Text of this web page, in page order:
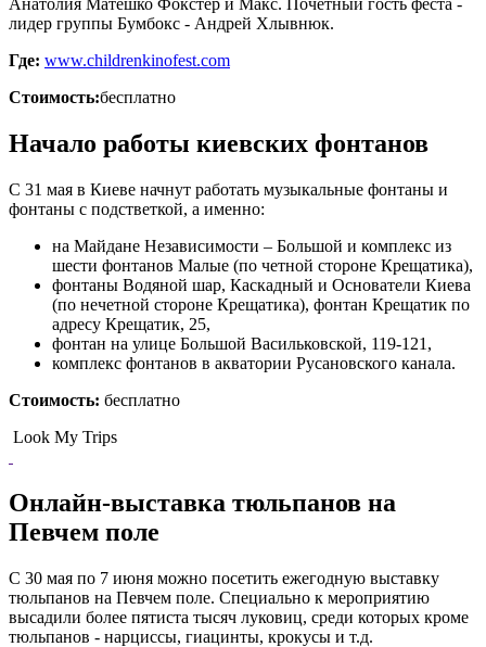
Анатолия Матешко Фокстер и Макс. Почетный гость феста -
лидер группы Бумбокс - Андрей Хлывнюк.
Где: www.childrenkinofest.com
Стоимость:бесплатно
Начало работы киевских фонтанов
С 31 мая в Киеве начнут работать музыкальные фонтаны и
фонтаны с подстветкой, а именно:
на Майдане Независимости – Большой и комплекс из
шести фонтанов Малые (по четной стороне Крещатика),
фонтаны Водяной шар, Каскадный и Основатели Киева
(по нечетной стороне Крещатика), фонтан Крещатик по
адресу Крещатик, 25,
фонтан на улице Большой Васильковской, 119-121,
комплекс фонтанов в акватории Русановского канала.
Стоимость: бесплатно
Look My Trips
Онлайн-выставка тюльпанов на
Певчем поле
С 30 мая по 7 июня можно посетить ежегодную выставку
тюльпанов на Певчем поле. Специально к мероприятию
высадили более пятиста тысяч луковиц, среди которых кроме
тюльпанов - нарциссы, гиацинты, крокусы и т.д.